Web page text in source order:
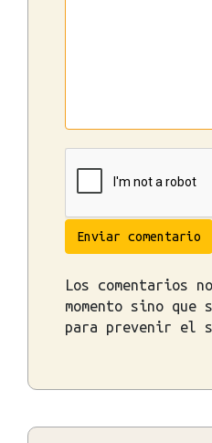
Enviar comentario
Los comentarios
momento sino que
para prevenir el